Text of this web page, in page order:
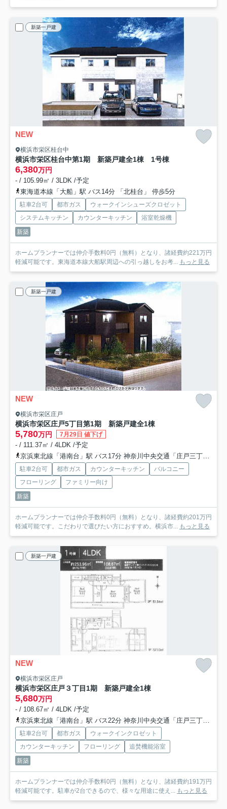
新築一戸建
NEW
横浜市栄区桂台中
横浜市栄区桂台中第1期 新築戸建全1棟 1号棟
6,380万円
- / 105.99㎡ / 3LDK /予定
東海道本線「大船」駅 バス14分 「北桂台」 停歩5分
駐車2台可 都市ガス
ウォークインシューズクロゼット
システムキッチン
カウンターキッチン
浴室乾燥機
新築
ホームプランナーでは仲介手数料0円（無料）となり、諸経費約221万円
軽減可能です。東海道本線大船駅周辺への引っ越しをお考... もっと見る
新築一戸建
NEW
横浜市栄区庄戸
横浜市栄区庄戸5丁目第1期 新築戸建全1棟
5,780万円 7月29日 値下げ
- / 111.37㎡ / 4LDK /予定
京浜東北線「港南台」駅 バス17分 神奈川中央交通「庄戸三丁目南」 停歩3分
駐車2台可 都市ガス カウンターキッチン
バルコニー
フローリング
ファミリー向け
新築
ホームプランナーでは仲介手数料0円（無料）となり、諸経費約201万円
軽減可能です。こだわりで選びたい方におすすめ。横浜市... もっと見る
新築一戸建
NEW
横浜市栄区庄戸
横浜市栄区庄戸３丁目1期 新築戸建全1棟
5,680万円
- / 108.67㎡ / 4LDK /予定
京浜東北線「港南台」駅 バス22分 神奈川中央交通「庄戸三丁目南」 停歩5分
駐車2台可 都市ガス
ウォークインクロゼット
カウンターキッチン
フローリング
追焚機能浴室
新築
ホームプランナーでは仲介手数料0円（無料）となり、諸経費約191万円
軽減可能です。駐車が2台できるので、様々な用途に使え... もっと見る